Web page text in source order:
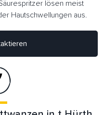
lösen meist
Hautschwellungen aus.